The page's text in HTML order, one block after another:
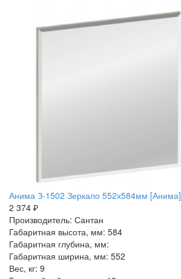
Анима З-1502 Зеркало 552х584мм [Анима]
2 374 ₽
Производитель: Сантан
Габаритная высота, мм: 584
Габаритная глубина, мм:
Габаритная ширина, мм: 552
Вес, кг: 9